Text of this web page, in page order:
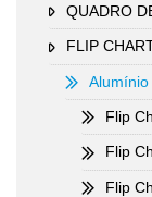
QUADRO
FLIP
Alumínio
Flip
Flip
Flip